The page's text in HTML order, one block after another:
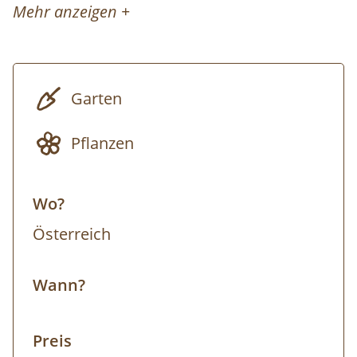
jene der pflanzlichen und tierischen Garten-
stellen die Grundsätze der Gartenplanung
vor und zeigen Ihnen unterschiedlichste
Gestaltungselemente auf dem Gelände. Wir
geben Tipps für die Planung Ihres eigenen
Anmeldung erforderlich!
die Veranstaltung findet bei jedem Wetter
Besuch der GARTEN TULLN inkludiert und
Mehr anzeigen +
Garten
Pflanzen
Wo?
Österreich
Wann?
Preis